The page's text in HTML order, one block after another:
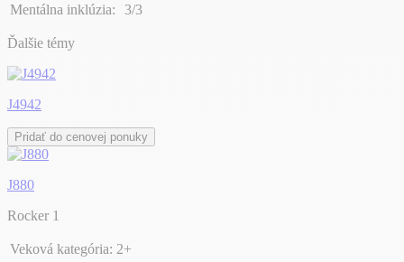
Mentálna inklúzia:
3/3
Ďalšie témy
J4942
Pridať do cenovej ponuky
J880
Rocker 1
Veková kategória: 2+